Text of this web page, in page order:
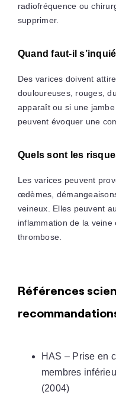
radiofréquence ou
supprimer.
Quand faut-il
Des varices doivent
douloureuses, rouges,
apparaît ou si une
peuvent évoquer une
Quels sont les
Les varices peuvent
œdèmes,
veineux. Elles peuvent
inflammation de la
thrombose.
Références
HAS – Prise en
membres
(2004)